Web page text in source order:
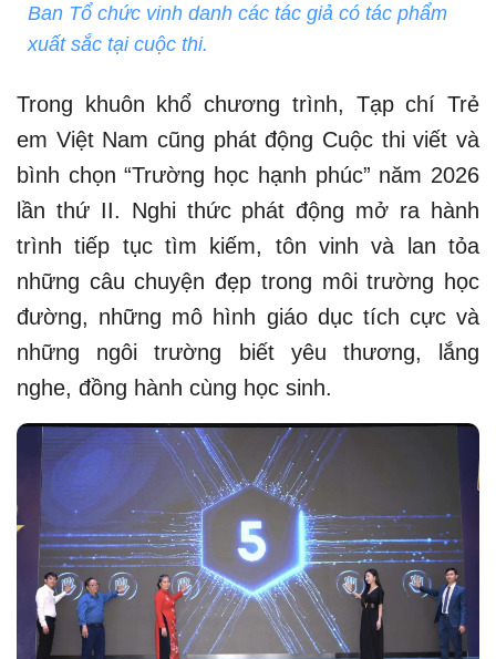
Ban Tổ chức vinh danh các tác giả có tác phẩm
xuất sắc tại cuộc thi.
Trong khuôn khổ chương trình, Tạp chí Trẻ
em Việt Nam cũng phát động Cuộc thi viết và
bình chọn “Trường học hạnh phúc” năm 2026
lần thứ II. Nghi thức phát động mở ra hành
trình tiếp tục tìm kiếm, tôn vinh và lan tỏa
những câu chuyện đẹp trong môi trường học
đường, những mô hình giáo dục tích cực và
những ngôi trường biết yêu thương, lắng
nghe, đồng hành cùng học sinh.